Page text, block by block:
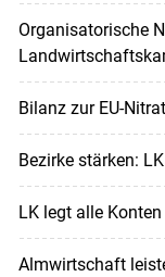
Organisatorische
Bilanz zur EU-
Bezirke stärken:
LK legt alle
Almwirtschaft